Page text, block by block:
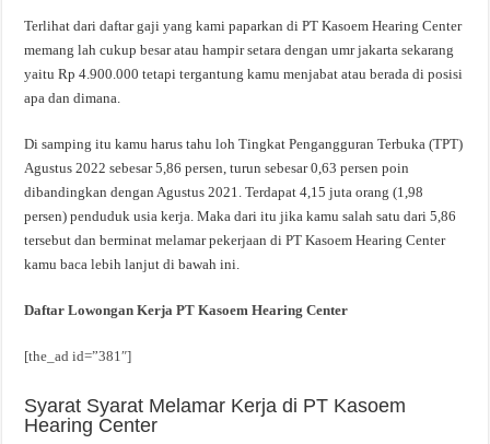
Terlihat dari daftar gaji yang kami paparkan di PT Kasoem Hearing Center
memang lah cukup besar atau hampir setara dengan umr jakarta sekarang
yaitu Rp 4.900.000 tetapi tergantung kamu menjabat atau berada di posisi
apa dan dimana.
Di samping itu kamu harus tahu loh Tingkat Pengangguran Terbuka (TPT)
Agustus 2022 sebesar 5,86 persen, turun sebesar 0,63 persen poin
dibandingkan dengan Agustus 2021. Terdapat 4,15 juta orang (1,98
persen) penduduk usia kerja. Maka dari itu jika kamu salah satu dari 5,86
tersebut dan berminat melamar pekerjaan di PT Kasoem Hearing Center
kamu baca lebih lanjut di bawah ini.
Daftar Lowongan Kerja PT Kasoem Hearing Center
[the_ad id=”381″]
Syarat Syarat Melamar Kerja di PT Kasoem
Hearing Center